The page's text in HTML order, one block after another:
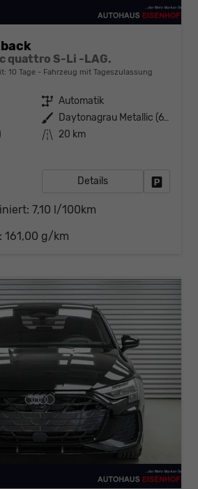
quattro S-Li -LAG.
10 Tage Fahrzeug mit Tageszulassung
Getriebe Automatik
Außenfarbe
Daytonagrau Metallic (6Y)
Kilometerstand 20 km
Details
7,10 l/100km
161,00 g/km